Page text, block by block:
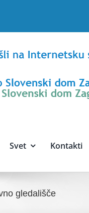
Svet Kontakti
gledališče